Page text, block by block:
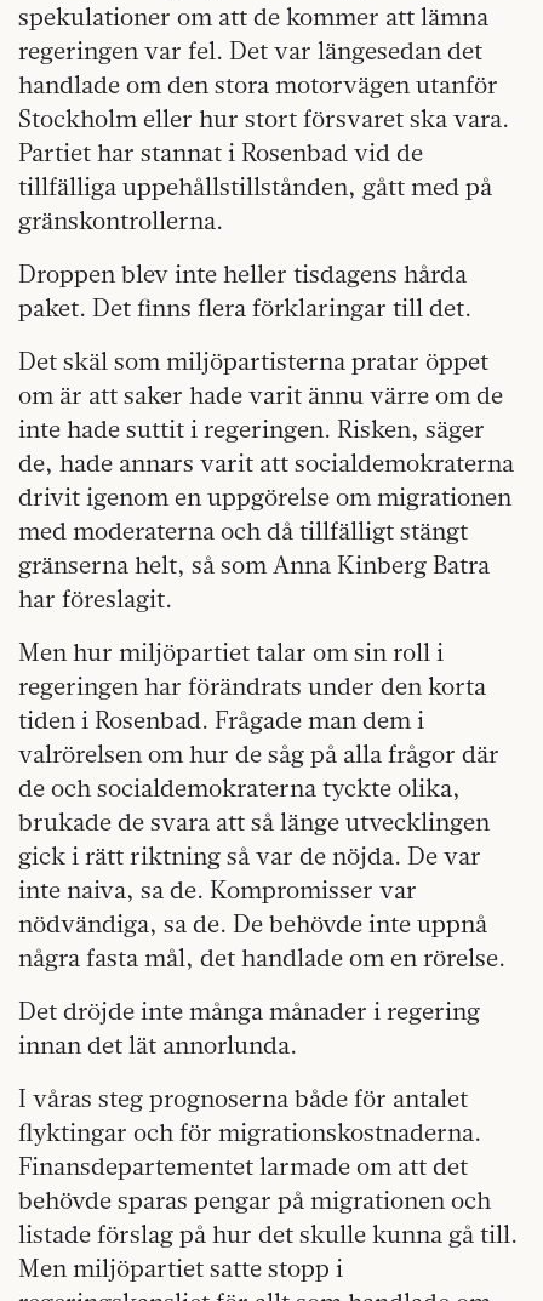
spekulationer om att de kommer att lämna
regeringen var fel. Det var längesedan det
handlade om den stora motorvägen utanför
Stockholm eller hur stort försvaret ska vara.
Partiet har stannat i Rosenbad vid de
tillfälliga uppehållstillstånden, gått med på
gränskontrollerna.
Droppen blev inte heller tisdagens hårda
paket. Det finns flera förklaringar till det.
Det skäl som miljöpartisterna pratar öppet
om är att saker hade varit ännu värre om de
inte hade suttit i regeringen. Risken, säger
de, hade annars varit att socialdemokraterna
drivit igenom en uppgörelse om migrationen
med moderaterna och då tillfälligt stängt
gränserna helt, så som Anna Kinberg Batra
har föreslagit.
Men hur miljöpartiet talar om sin roll i
regeringen har förändrats under den korta
tiden i Rosenbad. Frågade man dem i
valrörelsen om hur de såg på alla frågor där
de och socialdemokraterna tyckte olika,
brukade de svara att så länge utvecklingen
gick i rätt riktning så var de nöjda. De var
inte naiva, sa de. Kompromisser var
nödvändiga, sa de. De behövde inte uppnå
några fasta mål, det handlade om en rörelse.
Det dröjde inte många månader i regering
innan det lät annorlunda.
I våras steg prognoserna både för antalet
flyktingar och för migrationskostnaderna.
Finansdepartementet larmade om att det
behövde sparas pengar på migrationen och
listade förslag på hur det skulle kunna gå till.
Men miljöpartiet satte stopp i